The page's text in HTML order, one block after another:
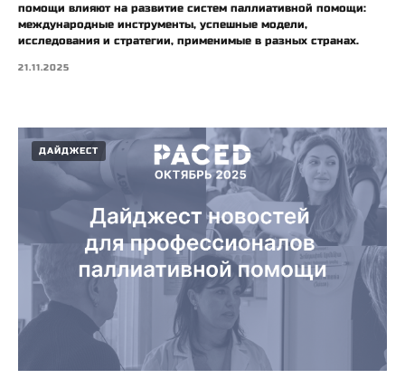
помощи влияют на развитие систем паллиативной помощи:
международные инструменты, успешные модели,
исследования и стратегии, применимые в разных странах.
21.11.2025
ДАЙДЖЕСТ